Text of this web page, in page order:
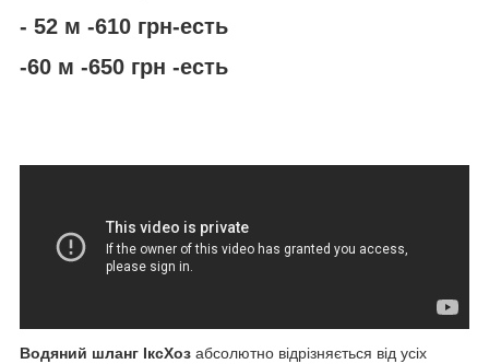
- 52 м -610 грн-есть
-60 м -650 грн -есть
Водяний шланг ІксХоз абсолютно відрізняється від усіх